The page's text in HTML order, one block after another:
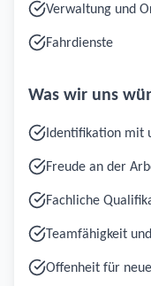
Verwaltung und
Fahrdienste
Was wir uns
Identifikation mit
Freude an der
Fachliche
Teamfähigkeit
Offenheit für